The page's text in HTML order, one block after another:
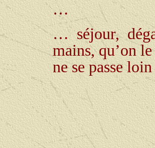
…
… séjour,
mains, qu’on
ne se passe